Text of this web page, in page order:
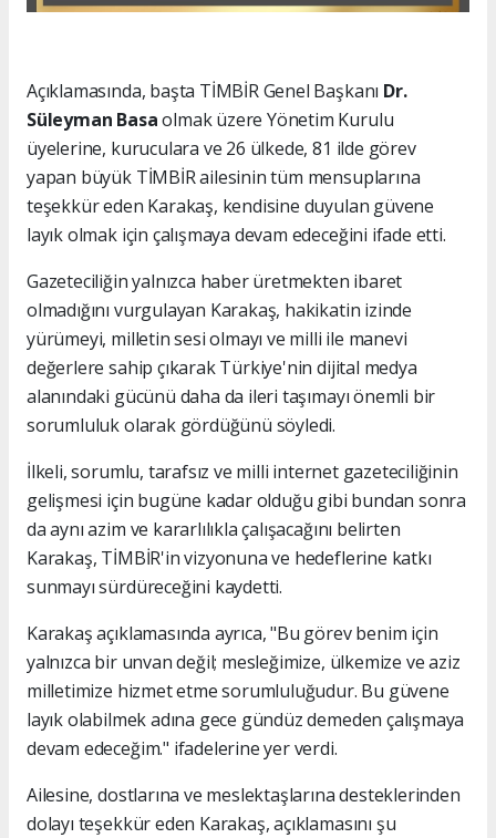
Açıklamasında, başta TİMBİR Genel Başkanı Dr.
Süleyman Basaolmak üzere Yönetim Kurulu
üyelerine, kuruculara ve 26 ülkede, 81 ilde görev
yapan büyük TİMBİR ailesinin tüm mensuplarına
teşekkür eden Karakaş, kendisine duyulan güvene
layık olmak için çalışmaya devam edeceğini ifade etti.
Gazeteciliğin yalnızca haber üretmekten ibaret
olmadığını vurgulayan Karakaş, hakikatin izinde
yürümeyi, milletin sesi olmayı ve milli ile manevi
değerlere sahip çıkarak Türkiye'nin dijital medya
alanındaki gücünü daha da ileri taşımayı önemli bir
sorumluluk olarak gördüğünü söyledi.
İlkeli, sorumlu, tarafsız ve milli internet gazeteciliğinin
gelişmesi için bugüne kadar olduğu gibi bundan sonra
da aynı azim ve kararlılıkla çalışacağını belirten
Karakaş, TİMBİR'in vizyonuna ve hedeflerine katkı
sunmayı sürdüreceğini kaydetti.
Karakaş açıklamasında ayrıca, "Bu görev benim için
yalnızca bir unvan değil; mesleğimize, ülkemize ve aziz
milletimize hizmet etme sorumluluğudur. Bu güvene
layık olabilmek adına gece gündüz demeden çalışmaya
devam edeceğim." ifadelerine yer verdi.
Ailesine, dostlarına ve meslektaşlarına desteklerinden
dolayı teşekkür eden Karakaş, açıklamasını şu